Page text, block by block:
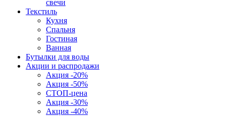
свечи
Текстиль
Кухня
Спальня
Гостиная
Ванная
Бутылки для воды
Акции и распродажи
Акция -20%
Акция -50%
СТОП-цена
Акция -30%
Акция -40%